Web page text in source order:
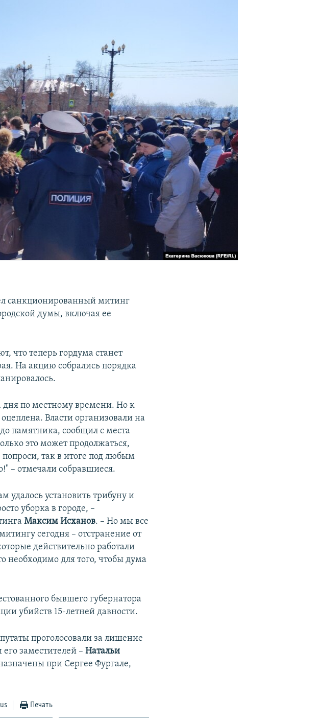
санкционированный митинг
думы, включая ее
что теперь гордума станет
На акцию собрались порядка
дня по местному времени. Но к
Власти организовали на
памятника, сообщил с места
это может продолжаться,
попроси, так в итоге под любым
– отмечали собравшиеся.
удалось установить трибуну и
уборка в городе, –
Максим Исханов. – Но мы все
сегодня – отстранение от
действительно работали
необходимо для того, чтобы дума
бывшего губернатора
убийств 15-летней давности.
проголосовали за лишение
его заместителей –Натальи
при Сергее Фургале,
Печать